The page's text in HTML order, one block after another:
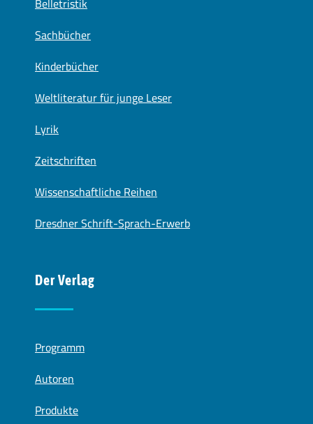
Sachbücher
Kinderbücher
Weltliteratur für junge Leser
Lyrik
Zeitschriften
Wissenschaftliche Reihen
Dresdner Schrift-Sprach-Erwerb
Der Verlag
Programm
Autoren
Produkte